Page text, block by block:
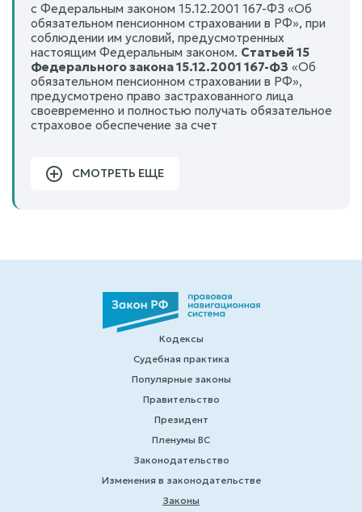
с Федеральным законом 15.12.2001 167-ФЗ «Об
обязательном пенсионном страховании в РФ», при
соблюдении им условий, предусмотренных
настоящим Федеральным законом. Статьей 15
Федерального закона 15.12.2001 167-ФЗ «Об
обязательном пенсионном страховании в РФ»,
предусмотрено право застрахованного лица
своевременно и полностью получать обязательное
страховое обеспечение за счет
СМОТРЕТЬ ЕЩЕ
Кодексы
Судебная практика
Популярные законы
Правительство
Президент
Пленумы ВС
Законодательство
Изменения в законодательстве
Законы